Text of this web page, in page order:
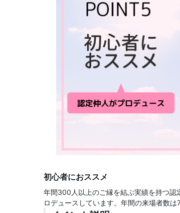
初心者におススメ
年間300人以上のご縁を結ぶ実績を持つ認
ロデュースしています。年間の来場者数